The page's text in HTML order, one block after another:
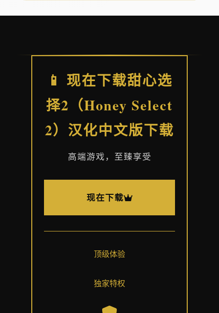
📱 现在下载甜心选
择2（Honey Select
2）汉化中文版下载
高端游戏，至臻享受
现在下载
顶级体验
独家特权